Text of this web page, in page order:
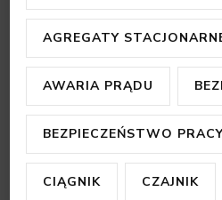
AGREGATY
AWARIA PRĄDU
BEZPIECZEŃSTWO
CIĄGNIK CZAJNIK